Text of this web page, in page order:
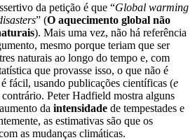
da petição é que “Global warming
” (O aquecimento global não
). Mais uma vez, não há referência
mesmo porque teriam que ser
naturais ao longo do tempo e, com
que provasse isso, o que não é
fácil, usando publicações científicas (e
Peter Hadfield mostra alguns
da intensidade de tempestades e
as estimativas são que os
as mudanças climáticas.